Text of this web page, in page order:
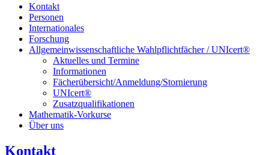
Kontakt
Personen
Internationales
Forschung
Allgemeinwissenschaftliche Wahlpflichtfächer / UNIcert®
Aktuelles und Termine
Informationen
Fächerübersicht/Anmeldung/Stornierung
UNIcert®
Zusatzqualifikationen
Mathematik-Vorkurse
Über uns
Kontakt